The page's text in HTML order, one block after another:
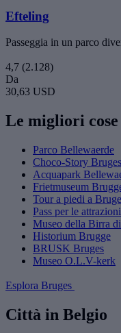
Efteling
Passeggia in un parco
4,7 (2.128)
Da
30,63 USD
Le migliori
Parco Bellewaerde
Choco-Story Bruges
Acquapark
Frietmuseum
Tour a piedi a
Pass per le
Museo della Birra
Historium Brugge
BRUSK Bruges
Museo O.L.V-kerk
Esplora Bruges
Città in Belgio